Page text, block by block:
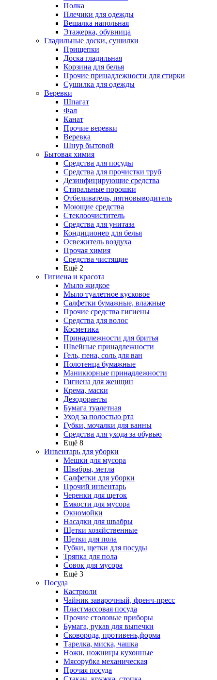
Полка
Плечики для одежды
Вешалка напольная
Этажерка, обувница
Гладильные доски, сушилки
Прищепки
Доска гладильная
Корзина для белья
Прочие принадлежности для стирки
Сушилка для одежды
Веревки
Шпагат
Фал
Канат
Прочие веревки
Веревка
Шнур бытовой
Бытовая химия
Средства для посуды
Средства для прочистки труб
Дезинфицирующие средства
Стиральные порошки
Отбеливатель, пятновыводитель
Моющие средства
Стеклоочиститель
Средства для унитаза
Кондиционер для белья
Освежитель воздуха
Прочая химия
Средства чистящие
Ещё 2
Гигиена и красота
Мыло жидкое
Мыло туалетное кусковое
Салфетки бумажные, влажные
Прочие средства гигиены
Средства для волос
Косметика
Принадлежности для бритья
Швейные принадлежности
Гель, пена, соль для ван
Полотенца бумажные
Маникюрные принадлежности
Гигиена для женщин
Крема, маски
Дезодоранты
Бумага туалетная
Уход за полостью рта
Губки, мочалки для ванны
Средства для ухода за обувью
Ещё 8
Инвентарь для уборки
Мешки для мусора
Швабры, метла
Салфетки для уборки
Прочий инвентарь
Черенки для щеток
Емкости для мусора
Окномойки
Насадки для швабры
Щетки хозяйственные
Щетки для пола
Губки, щетки для посуды
Тряпка для пола
Совок для мусора
Ещё 3
Посуда
Кастрюли
Чайник заварочный, френч-пресс
Пластмассовая посуда
Прочие столовые приборы
Бумага, рукав для выпечки
Сковорода, противень,форма
Тарелка, миска, чашка
Ножи, ножницы кухонные
Мясорубка механическая
Прочая посуда